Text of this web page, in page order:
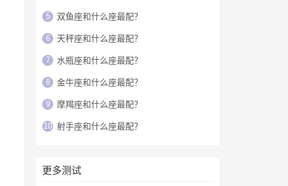
5 双鱼座和什么座最配？
6 天秤座和什么座最配？
7 水瓶座和什么座最配？
8 金牛座和什么座最配？
9 摩羯座和什么座最配？
10 射手座和什么座最配？
更多测试